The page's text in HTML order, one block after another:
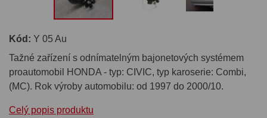
Kód: Y 05 Au
Tažné zařízení s odnímatelným bajonetových systémem
proautomobil HONDA - typ: CIVIC, typ karoserie: Combi,
(MC). Rok výroby automobilu: od 1997 do 2000/10.
Celý popis produktu